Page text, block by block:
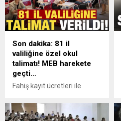
Son dakika: 81 il
valiliğine özel okul
talimatı! MEB harekete
geçti…
Fahiş kayıt ücretleri ile
zincirleri için MEB harekete
geçti. Bakanlık eğitimin